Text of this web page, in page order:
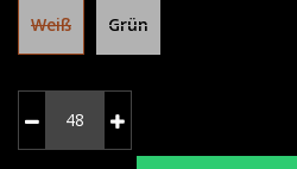
Weiß Grün